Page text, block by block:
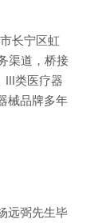
长宁区虹
渠道，桥接
Ⅲ类医疗器
械品牌多年
远弼先生毕